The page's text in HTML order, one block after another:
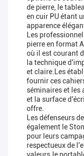
de pierre, le
en cuir PU étant
apparence
Les
pierre en format
où il est courant
la technique
et claire.Les
fournir ces
séminaires et
et la surface
offre.
Les défenseurs
également le
pour leurs
respectueux de